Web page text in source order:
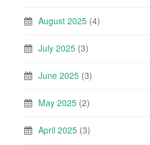
August 2025 (4)
July 2025 (3)
June 2025 (3)
May 2025 (2)
April 2025 (3)